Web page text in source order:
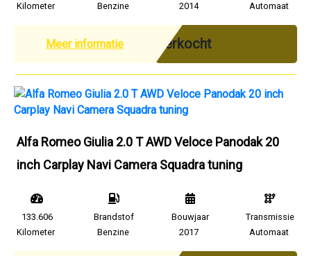
Kilometer
Benzine
2014
Automaat
Meer informatie Verkocht
Alfa Romeo Giulia 2.0 T AWD Veloce Panodak 20
inch Carplay Navi Camera Squadra tuning
133.606
Kilometer
Brandstof
Benzine
Bouwjaar
2017
Transmissie
Automaat